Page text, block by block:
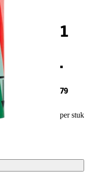
1
.
79
per stuk